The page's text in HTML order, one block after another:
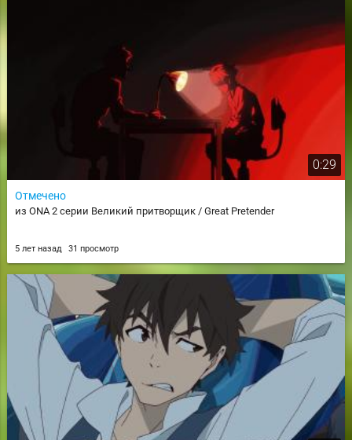
0:29
Отмечено
из ONA 2 серии Великий притворщик / Great Pretender
5 лет назад 31 просмотр